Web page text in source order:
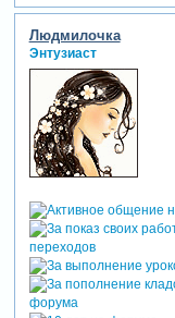
Людмилочка
Энтузиаст